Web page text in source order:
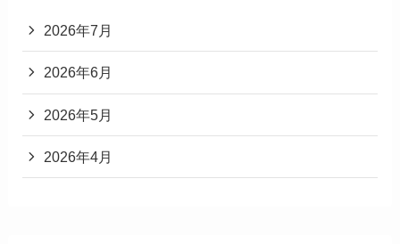
2026年7月
2026年6月
2026年5月
2026年4月